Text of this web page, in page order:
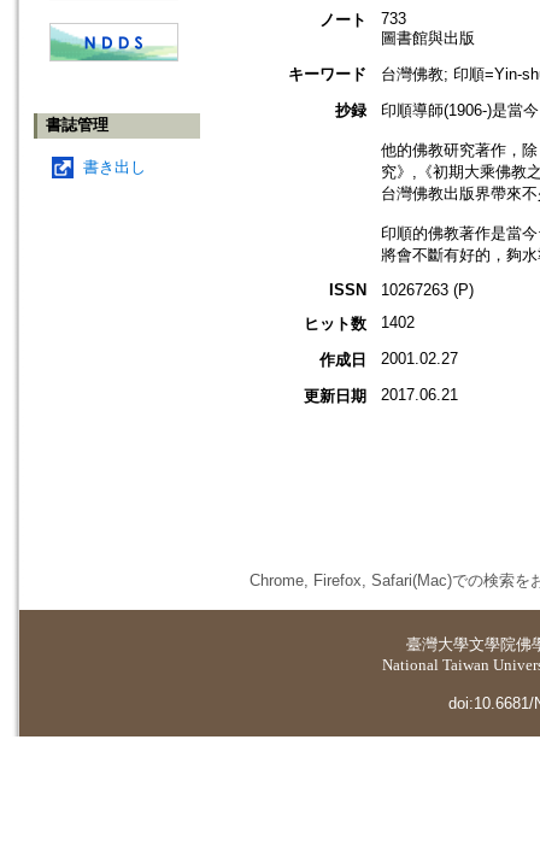
書誌管理
書き出し
ノート
733
圖書館與出版
キーワード
台灣佛教; 印順=Yin-
抄録
印順導師(1906-)是當
他的佛教研究著作，
究》,《初期大乘佛教
台灣佛教出版界帶來
印順的佛教著作是當
將會不斷有好的，夠
ISSN
10267263 (P)
ヒット数
1402
作成日 2001.02.27
更新日期 2017.06.21
Chrome, Firefox, Safari(Mac)での検索を
臺灣大學文學院佛
National Taiwan
doi:10.6681/